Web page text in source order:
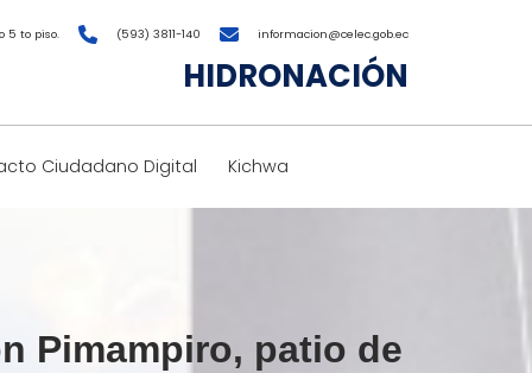
5 to piso. (593) 3811-140 informacion@celec.gob.ec
HIDRONACIÓN
Ciudadano Digital Kichwa
Pimampiro, patio de